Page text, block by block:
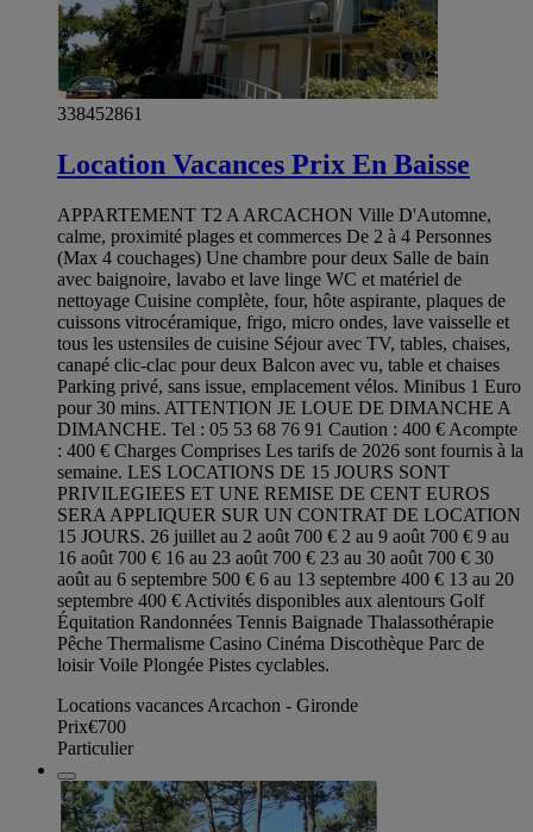
338452861
Location Vacances Prix En Baisse
APPARTEMENT T2 A ARCACHON Ville D'Automne,
calme, proximité plages et commerces De 2 à 4 Personnes
(Max 4 couchages) Une chambre pour deux Salle de bain
avec baignoire, lavabo et lave linge WC et matériel de
nettoyage Cuisine complète, four, hôte aspirante, plaques de
cuissons vitrocéramique, frigo, micro ondes, lave vaisselle et
tous les ustensiles de cuisine Séjour avec TV, tables, chaises,
canapé clic-clac pour deux Balcon avec vu, table et chaises
Parking privé, sans issue, emplacement vélos. Minibus 1 Euro
pour 30 mins. ATTENTION JE LOUE DE DIMANCHE A
DIMANCHE. Tel : 05 53 68 76 91 Caution : 400 € Acompte
: 400 € Charges Comprises Les tarifs de 2026 sont fournis à la
semaine. LES LOCATIONS DE 15 JOURS SONT
PRIVILEGIEES ET UNE REMISE DE CENT EUROS
SERA APPLIQUER SUR UN CONTRAT DE LOCATION
15 JOURS. 26 juillet au 2 août 700 € 2 au 9 août 700 € 9 au
16 août 700 € 16 au 23 août 700 € 23 au 30 août 700 € 30
août au 6 septembre 500 € 6 au 13 septembre 400 € 13 au 20
septembre 400 € Activités disponibles aux alentours Golf
Équitation Randonnées Tennis Baignade Thalassothérapie
Pêche Thermalisme Casino Cinéma Discothèque Parc de
loisir Voile Plongée Pistes cyclables.
Locations vacances Arcachon - Gironde
Prix€700
Particulier